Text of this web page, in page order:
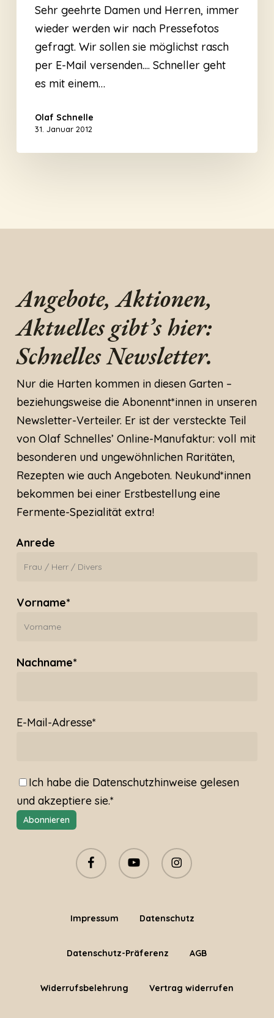
Sehr geehrte Damen und Herren, immer
wieder werden wir nach Pressefotos
gefragt. Wir sollen sie möglichst rasch
per E-Mail versenden.... Schneller geht
es mit einem…
Olaf Schnelle
31. Januar 2012
Angebote, Aktionen,
Aktuelles gibt’s hier:
Schnelles Newsletter.
Nur die Harten kommen in diesen Garten –
beziehungsweise die Abonennt*innen in unseren
Newsletter-Verteiler. Er ist der versteckte Teil
von Olaf Schnelles’ Online-Manufaktur: voll mit
besonderen und ungewöhnlichen Raritäten,
Rezepten wie auch Angeboten. Neukund*innen
bekommen bei einer Erstbestellung eine
Fermente-Spezialität extra!
Anrede
Vorname*
Nachname*
E-Mail-Adresse*
Ich habe die Datenschutzhinweisegelesen
und akzeptiere sie.*
facebook youtube instagram
Impressum Datenschutz
Datenschutz-Präferenz AGB
Widerrufsbelehrung Vertrag widerrufen